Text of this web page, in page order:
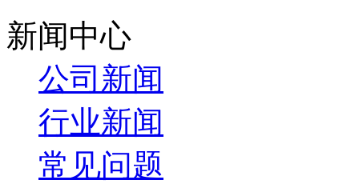
新闻中心
公司新闻
行业新闻
常见问题